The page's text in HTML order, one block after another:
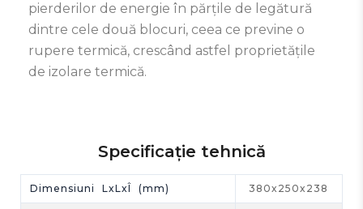
pierderilor de energie în părțile de legătură
dintre cele două blocuri, ceea ce previne o
rupere termică, crescând astfel proprietățile
de izolare termică.
Specificație tehnică
Dimensiuni LxLxÎ (mm) 380x250x238